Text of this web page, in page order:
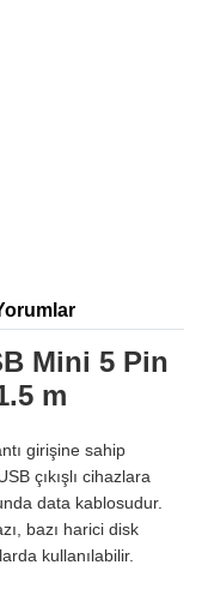
Mini 5 Pin
m
girişine sahip
çıkışlı cihazlara
data kablosudur.
bazı harici disk
kullanılabilir.